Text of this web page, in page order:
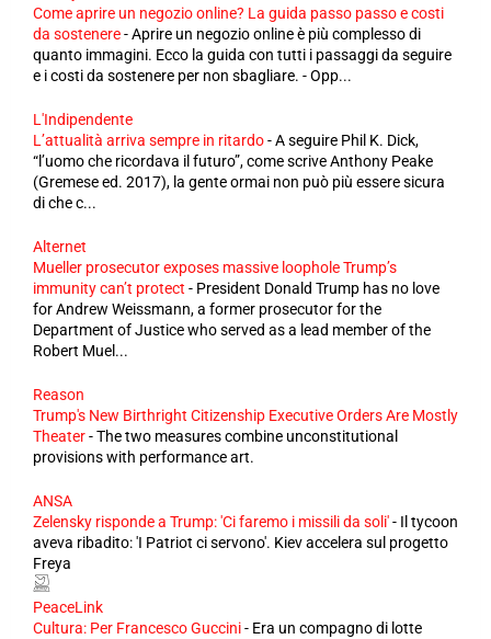
Come aprire un negozio online? La guida passo passo e costi
da sostenere-Aprire un negozio online è più complesso di
quanto immagini. Ecco la guida con tutti i passaggi da seguire
e i costi da sostenere per non sbagliare. - Opp...
L'Indipendente
L’attualità arriva sempre in ritardo-A seguire Phil K. Dick,
“l’uomo che ricordava il futuro”, come scrive Anthony Peake
(Gremese ed. 2017), la gente ormai non può più essere sicura
di che c...
Alternet
Mueller prosecutor exposes massive loophole Trump’s
immunity can’t protect - President Donald Trump has no love
for Andrew Weissmann, a former prosecutor for the
Department of Justice who served as a lead member of the
Robert Muel...
Reason
Trump's New Birthright Citizenship Executive Orders Are Mostly
Theater-The two measures combine unconstitutional
provisions with performance art.
ANSA
Zelensky risponde a Trump: 'Ci faremo i missili da soli'- Il tycoon
aveva ribadito: 'I Patriot ci servono'. Kiev accelera sul progetto
Freya
PeaceLink
Cultura: Per Francesco Guccini- Era un compagno di lotte